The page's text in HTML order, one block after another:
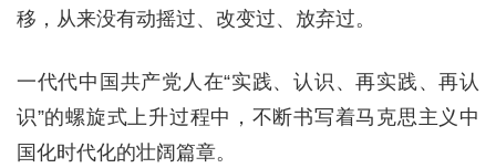
移，从来没有动摇过、改变过、放弃过。
一代代中国共产党人在“实践、认识、再实践、再认
识”的螺旋式上升过程中，不断书写着马克思主义中
国化时代化的壮阔篇章。